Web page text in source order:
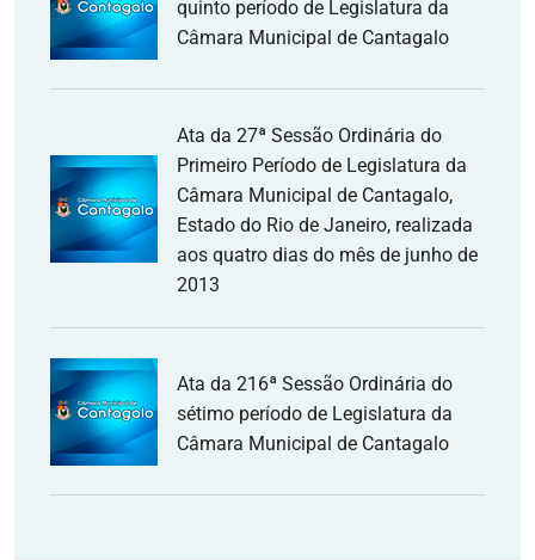
quinto período de Legislatura da
Câmara Municipal de Cantagalo
Ata da 27ª Sessão Ordinária do
Primeiro Período de Legislatura da
Câmara Municipal de Cantagalo,
Estado do Rio de Janeiro, realizada
aos quatro dias do mês de junho de
2013
Ata da 216ª Sessão Ordinária do
sétimo período de Legislatura da
Câmara Municipal de Cantagalo